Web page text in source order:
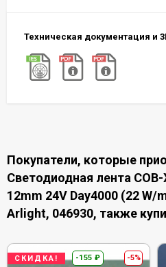
Техническая документация и
Покупатели, которые
Светодиодная лента COB-
12mm 24V Day4000 (22 W/
Arlight, 046930, также
СКИДКА! -155 ₽ -5%